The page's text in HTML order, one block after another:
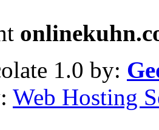
1.0 by:
Web Hosting